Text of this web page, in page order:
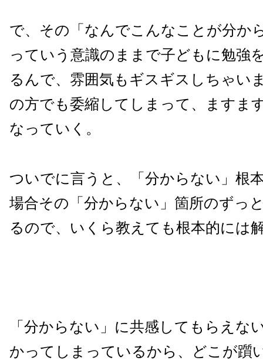
で、その「なんでこんなことが分か
っていう意識のままで子どもに勉強
るんで、雰囲気もギスギスしちゃい
の方でも委縮してしまって、ますま
なっていく。
ついでに言うと、「分からない」根
場合その「分からない」箇所のずっ
るので、いくら教えても根本的には
「分からない」に共感してもらえな
かってしまっているから、どこが躓